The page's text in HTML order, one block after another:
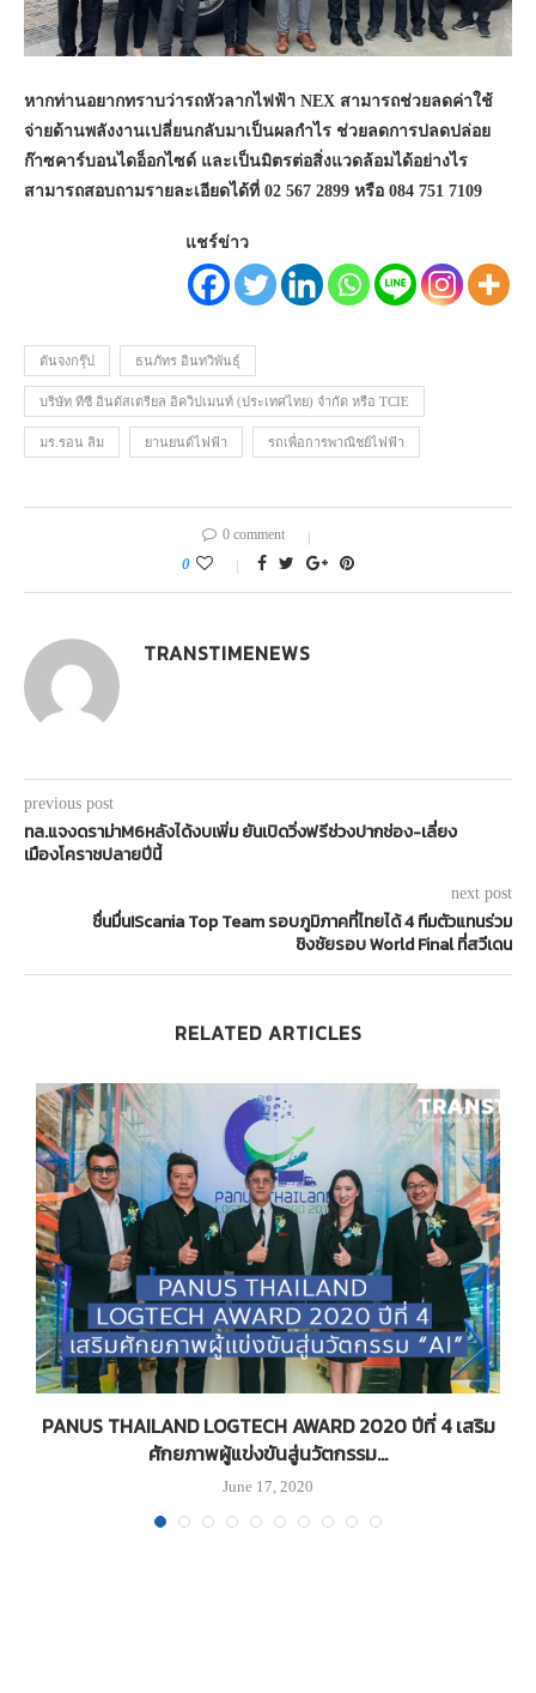
หากท่านอยากทราบว่ารถหัวลากไฟฟ้า NEX สามารถช่วยลดค่าใช้
จ่ายด้านพลังงานเปลี่ยนกลับมาเป็นผลกำไร ช่วยลดการปลดปล่อย
ก๊าซคาร์บอนไดอ็อกไซด์ และเป็นมิตรต่อสิ่งแวดล้อมได้อย่างไร
สามารถสอบถามรายละเอียดได้ที่ 02 567 2899 หรือ 084 751 7109
แชร์ข่าว
ตันจงกรุ๊ป ธนภัทร อินทวิพันธุ์
บริษัท ทีซี อินดัสเตรียล อิควิปเมนท์ (ประเทศไทย) จำกัด หรือ TCIE
มร.รอน ลิม ยานยนต์ไฟฟ้า รถเพื่อการพาณิชย์ไฟฟ้า
0 comment
0
TRANSTIMENEWS
previous post
ทล.แจงดราม่าM6หลังได้งบเพิ่ม ยันเปิดวิ่งฟรีช่วงปากช่อง-เลี่ยง
เมืองโคราชปลายปีนี้
next post
ชื่นมื่น!Scania Top Team รอบภูมิภาคที่ไทยได้ 4 ทีมตัวแทนร่วม
ชิงชัยรอบ World Final ที่สวีเดน
RELATED ARTICLES
PANUS THAILAND LOGTECH AWARD 2020 ปีที่ 4 เสริม
ศักยภาพผู้แข่งขันสู่นวัตกรรม...
June 17, 2020